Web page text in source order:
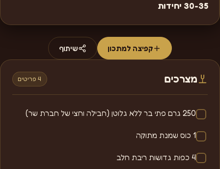
30-35 יחידות
קפיצה למתכון שיתוף
מצרכים 4 פריטים
250 גרם פתי בר ללא גלוטן (חבילה וחצי של חברת שר)
1 כוס שמנת מתוקה
4 כפות גדושות ריבת חלב